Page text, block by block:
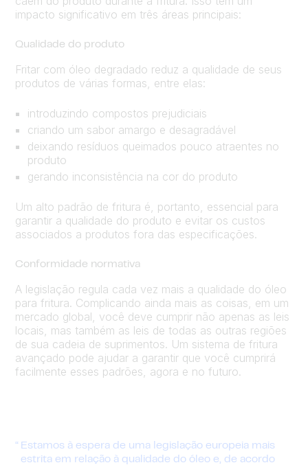
impacto significativo em três áreas principais:
Qualidade do produto
Fritar com óleo degradado reduz a qualidade de seus
produtos de várias formas, entre elas:
introduzindo compostos prejudiciais
criando um sabor amargo e desagradável
deixando resíduos queimados pouco atraentes no
produto
gerando inconsistência na cor do produto
Um alto padrão de fritura é, portanto, essencial para
garantir a qualidade do produto e evitar os custos
associados a produtos fora das especificações.
Conformidade normativa
A legislação regula cada vez mais a qualidade do óleo
para fritura. Complicando ainda mais as coisas, em um
mercado global, você deve cumprir não apenas as leis
locais, mas também as leis de todas as outras regiões
de sua cadeia de suprimentos. Um sistema de fritura
avançado pode ajudar a garantir que você cumprirá
facilmente esses padrões, agora e no futuro.
Estamos à espera de uma legislação europeia mais
estrita em relação à qualidade do óleo e, de acordo